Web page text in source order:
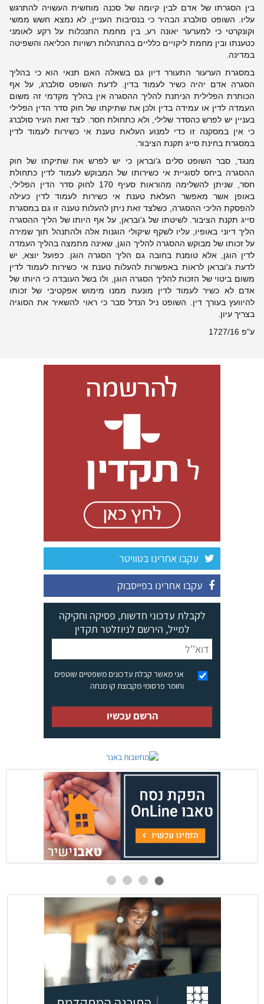
בין הסגרתו של אדם לבין קיומה של סכנה מוחשית העשויה להתרגש
עליו. השופט סולברג הבהיר כי בנסיבות העניין, לא נמצא חשש ממשי
וקונקרטי כי למערער יאונה רע, בין מחמת התנכלות על רקע לאומני
כטענתו ובין מחמת ליקויים כלליים בהתנהלות רשויות הכליאה והשפיטה
במדינה.
במסגרת הערעור התעורר דיון גם בשאלה האם תנאי הוא כי בהליך
הסגרה אדם יהיה כשיר לעמוד בדין. לדעת השופט סולברג, על אף
הכותרת הפלילית הניתנת להליך ההסגרה אין בהליך מקדמי זה משום
העמדה לדין או עמידה בדין ולכן את שתיקתו של חוק סדר הדין הפלילי
בעניין יש לפרש כהסדר שלילי, ולא כתחולת חסר. לצד זאת העיר סולברג
כי אין במסקנה זו כדי למנוע העלאת טענת אי כשירות לעמוד לדין
במסגרת בחינת סייג תקנת הציבור.
מנגד, סבר השופט סלים ג'ובראן כי יש לפרש את שתיקתו של חוק
ההסגרה ביחס לסוגיית אי כשירותו של המבוקש לעמוד לדין כתחולת
חסר, שניתן להשלימה מהוראות סעיף 170 לחוק סדר הדין הפלילי,
באופן אשר מאפשר העלאת טענת אי כשירות לעמוד לדין כעילה
להפסקת הליכי ההסגרה, כשלצד זאת ניתן להעלות טענה זו גם במסגרת
סייג תקנת הציבור. לשיטתו של ג'ובראן, על אף היותו של הליך ההסגרה
הליך דיוני באופיו, עליו לשקף שיקולי הוגנות אלה ולהתנהל תוך שמירה
על זכותו של מבוקש ההסגרה להליך הוגן, שאינה מתמצה בהליך העמדה
לדין הוגן, אלא טומנת בחובה גם הליך הסגרה הוגן. כפועל יוצא, יש
לדעת ג'ובראן לראות באפשרות להעלות טענת אי כשירות לעמוד לדין
משום ביטוי של הזכות להליך הסגרה הוגן, ולו בשל העובדה כי היותו של
אדם לא כשיר לעמוד לדין מונעת ממנו מימוש אפקטיבי של זכותו
להיוועץ בעורך דין. השופט ניל הנדל סבר כי ראוי להשאיר את הסוגיה
בצריך עיון.
ע"פ 1727/16
עקבו אחרינו בטוויטר
עקבו אחרינו בפייסבוק
לקבלת עדכוני חדשות, פסיקה וחקיקה
למייל, הירשם לניוזלטר תקדין
אני מאשר קבלת עדכונים משפטיים שוטפים
וחומר פרסומי מקבוצת קו מנחה
הרשם עכשיו